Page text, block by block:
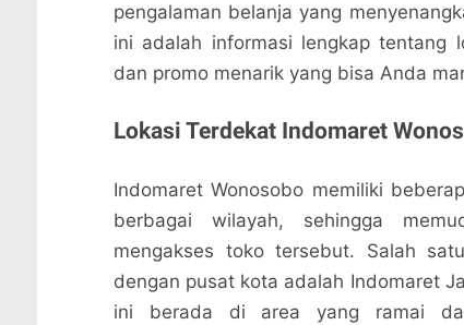
pengalaman belanja yang
ini adalah informasi lengkap tentang
dan promo menarik yang bisa Anda
Lokasi Terdekat Indomaret
Indomaret Wonosobo memiliki
berbagai wilayah, sehingga
mengakses toko tersebut. Salah
dengan pusat kota adalah Indomaret
ini berada di area yang ramai